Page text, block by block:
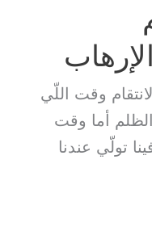
وقت اللّي
أما وقت
تولّي عندنا